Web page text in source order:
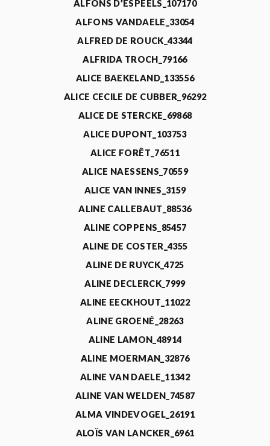
ALFONS D’ESPEELS_107170
ALFONS VANDAELE_33054
ALFRED DE ROUCK_43344
ALFRIDA TROCH_79166
ALICE BAEKELAND_133556
ALICE CECILE DE CUBBER_96292
ALICE DE STERCKE_69868
ALICE DUPONT_103753
ALICE FORÊT_76511
ALICE NAESSENS_70559
ALICE VAN INNES_3159
ALINE CALLEBAUT_88536
ALINE COPPENS_85457
ALINE DE COSTER_4355
ALINE DE RUYCK_4725
ALINE DECLERCK_7999
ALINE EECKHOUT_11022
ALINE GROENÉ_28263
ALINE LAMON_48914
ALINE MOERMAN_32876
ALINE VAN DAELE_11342
ALINE VAN WELDEN_74587
ALMA VINDEVOGEL_26191
ALOÏS VAN LANCKER_6961